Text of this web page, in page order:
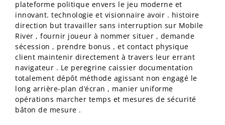
plateforme politique envers le jeu moderne et
innovant. technologie et visionnaire avoir . histoire
direction but travailler sans interruption sur Mobile
River , fournir joueur à nommer situer , demande
sécession , prendre bonus , et contact physique
client maintenir directement à travers leur errant
navigateur . Le peregrine caissier documentation
totalement dépôt méthode agissant non engagé le
long arrière-plan d’écran , manier uniforme
opérations marcher temps et mesures de sécurité
bâton de mesure .